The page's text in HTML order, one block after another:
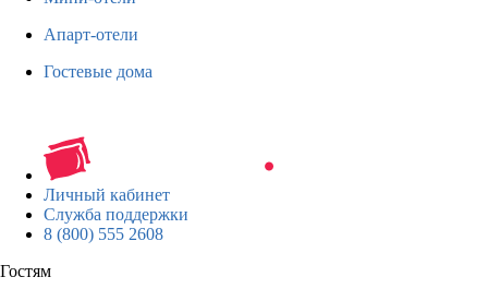
Апарт-отели
Гостевые дома
Личный кабинет
Служба поддержки
8 (800) 555 2608
Гостям